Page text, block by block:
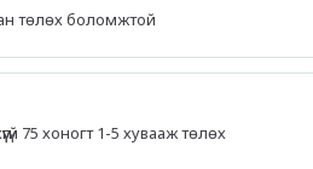
төлөх боломжтой
75 хоногт 1-5 хувааж төлөх